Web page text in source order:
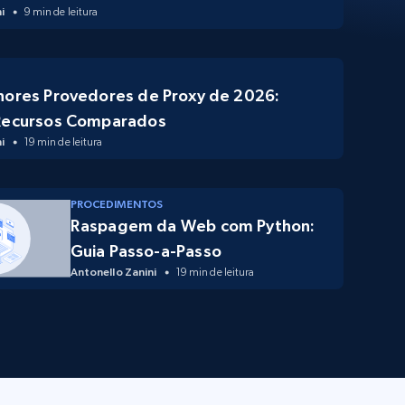
9 min de leitura
Provedores de Proxy de 2026:
Comparados
19 min de leitura
PROCEDIMENTOS
Raspagem da Web com Python:
Guia Passo-a-Passo
Antonello Zanini 19 min de leitura